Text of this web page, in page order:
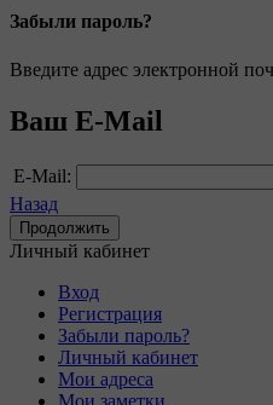
Забыли пароль?
Введите адрес электронной
Ваш E-Mail
E-Mail:
Назад
Личный кабинет
Вход
Регистрация
Забыли пароль?
Личный кабинет
Мои адреса